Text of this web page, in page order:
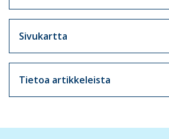
Sivukartta
Tietoa artikkeleista